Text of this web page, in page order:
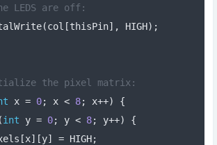
LEDS are off:
(col [thisPin], HIGH);
the pixel matrix:
x = 0; x < 8; x++)
{
(int y = 0; y < 8; y++)
{
[x][y] = HIGH;